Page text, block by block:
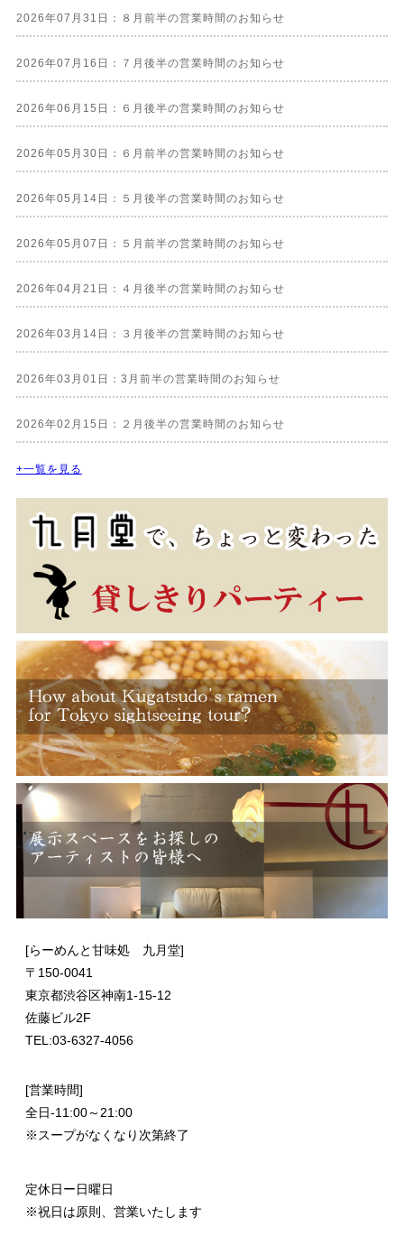
2026年07月31日：８月前半の営業時間のお知らせ
2026年07月16日：７月後半の営業時間のお知らせ
2026年06月15日：６月後半の営業時間のお知らせ
2026年05月30日：６月前半の営業時間のお知らせ
2026年05月14日：５月後半の営業時間のお知らせ
2026年05月07日：５月前半の営業時間のお知らせ
2026年04月21日：４月後半の営業時間のお知らせ
2026年03月14日：３月後半の営業時間のお知らせ
2026年03月01日：3月前半の営業時間のお知らせ
2026年02月15日：２月後半の営業時間のお知らせ
+一覧を見る
[らーめんと甘味処 九月堂]
〒 150-0041
東京都渋谷区神南1-15-12
佐藤ビル2F
TEL:03-6327-4056
[営業時間]
全日-11:00～21:00
※スープがなくなり次第終了
定休日ー日曜日
※祝日は原則、営業いたします